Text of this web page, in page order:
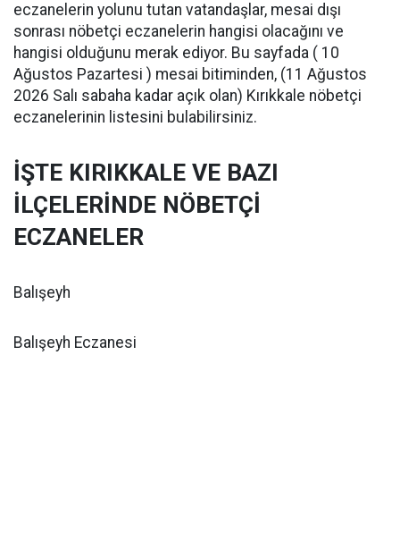
eczanelerin yolunu tutan vatandaşlar, mesai dışı
sonrası nöbetçi eczanelerin hangisi olacağını ve
hangisi olduğunu merak ediyor. Bu sayfada ( 10
Ağustos Pazartesi ) mesai bitiminden, (11 Ağustos
2026 Salı sabaha kadar açık olan) Kırıkkale nöbetçi
eczanelerinin listesini bulabilirsiniz.
İŞTE KIRIKKALE VE BAZI
İLÇELERİNDE NÖBETÇİ
ECZANELER
Balışeyh
Balışeyh Eczanesi